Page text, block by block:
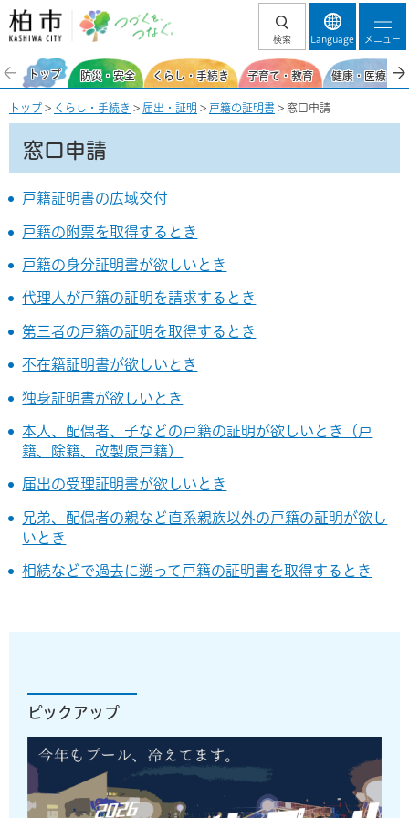
柏市 つづくを、
検索 Language メニュー
トップ 防災・安全 くらし・手続き 子育て・教育 健康・医療・
トップ > くらし・手続き > 届出・証明 > 戸籍の証明書 > 窓口申請
窓口申請
戸籍証明書の広域交付
戸籍の附票を取得するとき
戸籍の身分証明書が欲しいとき
代理人が戸籍の証明を請求するとき
第三者の戸籍の証明を取得するとき
不在籍証明書が欲しいとき
独身証明書が欲しいとき
本人、配偶者、子などの戸籍の証明が欲しいとき（戸
籍、除籍、改製原戸籍）
届出の受理証明書が欲しいとき
兄弟、配偶者の親など直系親族以外の戸籍の証明が欲し
いとき
相続などで過去に遡って戸籍の証明書を取得するとき
ピックアップ